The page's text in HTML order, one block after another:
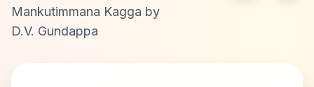
Mankutimmana Kagga by
D.V. Gundappa